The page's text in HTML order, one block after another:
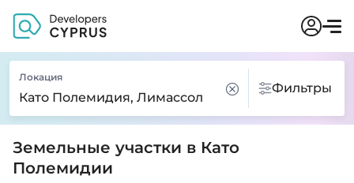
Локация
Фильтры
Земельные участки в Като
Полемидии